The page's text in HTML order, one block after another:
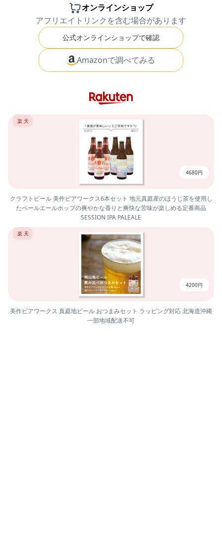
オンラインショップ
アフリエイトリンクを含む場合があります
公式オンラインショップで確認
Amazonで調べてみる
4680円
楽 天
クラフトビール 美作ビアワークス6本セット 地元真庭産のほうじ茶を使用し
たペールエールホップの爽やかな香りと爽快な苦味が楽しめる定番商品
SESSION IPA PALEALE
4200円
楽 天
美作ビアワークス 真庭地ビール おつまみセット ラッピング対応 北海道沖縄
一部地域配送不可